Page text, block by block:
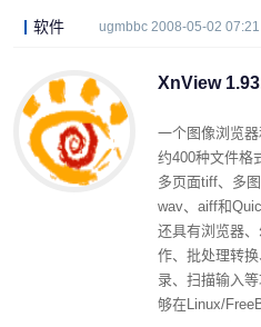
软件 ugmbbc 2008-05-02 07:21
XnView
一个图像浏览
约400种文件格
多页面tiff、多
wav、aiff和
还具有浏览器
作、批处理转
录、扫描输入
够在Linux/